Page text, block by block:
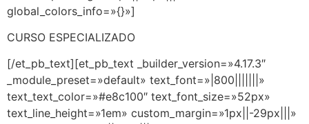
global_colors_info=»{}»]
CURSO ESPECIALIZADO
[/et_pb_text][et_pb_text _builder_version=»4.17.3″
_module_preset=»default» text_font=»|800|||||||»
text_text_color=»#e8c100″ text_font_size=»52px»
text_line_height=»1em» custom_margin=»1px||-29px|||»